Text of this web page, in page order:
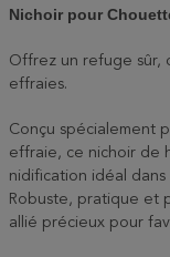
Nichoir pour
Offrez un refuge sûr,
effraies.
Conçu spécialement
effraie, ce nichoir de
nidification idéal dans
Robuste, pratique et
allié précieux pour